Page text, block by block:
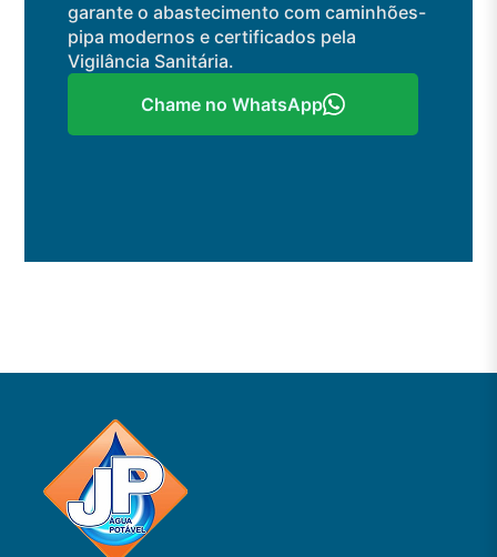
garante o abastecimento com caminhões-
pipa modernos e certificados pela
Vigilância Sanitária.
Chame no WhatsApp